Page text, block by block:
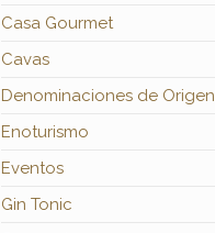
Casa Gourmet
Cavas
Denominaciones de Origen
Enoturismo
Eventos
Gin Tonic